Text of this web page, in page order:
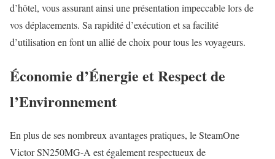
d’hôtel, vous assurant ainsi une présentation impeccable lors de
vos déplacements. Sa rapidité d’exécution et sa facilité
d’utilisation en font un allié de choix pour tous les voyageurs.
Économie d’Énergie et Respect de
l’Environnement
En plus de ses nombreux avantages pratiques, le SteamOne
Victor SN250MG-A est également respectueux de